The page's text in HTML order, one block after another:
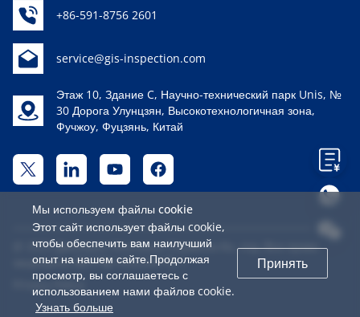
+86-591-8756 2601
service@gis-inspection.com
Этаж 10, Здание C, Научно-технический парк Unis, №
30 Дорога Улунцзян, Высокотехнологичная зона,
Фучжоу, Фуцзянь, Китай
@ 2023 Дженерал Инспекшн Сервисез Ко, лтд. Все права
защищены 闽ICP备16022441号-1
Privacy Policy
Мы используем файлы cookie
Этот сайт использует файлы cookie,
чтобы обеспечить вам наилучший
опыт на нашем сайте.Продолжая
просмотр, вы соглашаетесь с
использованием нами файлов cookie.
Узнать больше
Принять